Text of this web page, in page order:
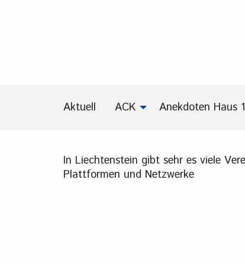
Aktuell ACK Anekdoten Haus
In Liechtenstein gibt sehr es viele
Plattformen und Netzwerke